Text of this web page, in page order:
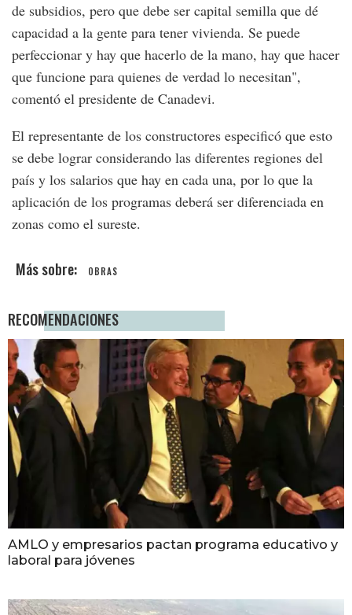
de subsidios, pero que debe ser capital semilla que dé
capacidad a la gente para tener vivienda. Se puede
perfeccionar y hay que hacerlo de la mano, hay que hacer
que funcione para quienes de verdad lo necesitan",
comentó el presidente de Canadevi.
El representante de los constructores especificó que esto
se debe lograr considerando las diferentes regiones del
país y los salarios que hay en cada una, por lo que la
aplicación de los programas deberá ser diferenciada en
zonas como el sureste.
OBRAS
RECOMENDACIONES
AMLO y empresarios pactan programa educativo y
laboral para jóvenes